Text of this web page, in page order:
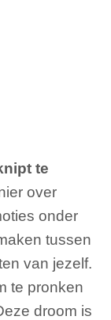
te
over
onder
tussen
van jezelf.
te pronken
droom is